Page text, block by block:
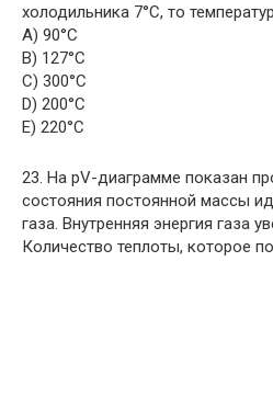
холодильника 7°С, то
A) 90°С
B) 127°С
C) 300°С
D) 200°С
E) 220°С
23. На pV-диаграмме показан
состояния постоянной массы
газа. Внутренняя энергия газа
Количество теплоты, которое